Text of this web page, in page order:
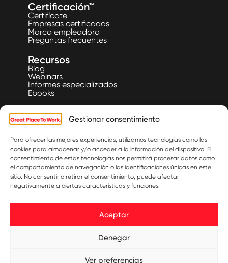
Gestionar consentimiento
Para ofrecer las mejores experiencias, utilizamos tecnologías como las
cookies para almacenar y/o acceder a la información del dispositivo. El
consentimiento de estas tecnologías nos permitirá procesar datos como
el comportamiento de navegación o las identificaciones únicas en este
sitio. No consentir o retirar el consentimiento, puede afectar
negativamente a ciertas características y funciones.
Aceptar
Denegar
Ver preferencias
Certificación™
Certifícate
Empresas certificadas
Marca empleadora
Preguntas frecuentes
Recursos
Blog
Webinars
Informes especializados
Ebooks
Listas
Nuestras listas
Eventos
Great People's Community®
Somos GPTW®
Historia
Contacto
Regístrate a nuestra
(+57)